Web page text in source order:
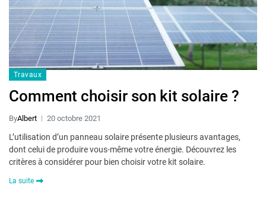
Travaux
Comment choisir son kit solaire ?
ByAlbert 20 octobre 2021
L’utilisation d’un panneau solaire présente plusieurs avantages,
dont celui de produire vous-même votre énergie. Découvrez les
critères à considérer pour bien choisir votre kit solaire.
La suite